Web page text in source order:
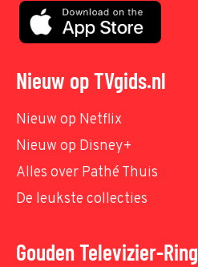
Nieuw op TVgids.nl
Nieuw op Netflix
Nieuw op Disney+
Alles over Pathé Thuis
De leukste collecties
Gouden Televizier-Ring